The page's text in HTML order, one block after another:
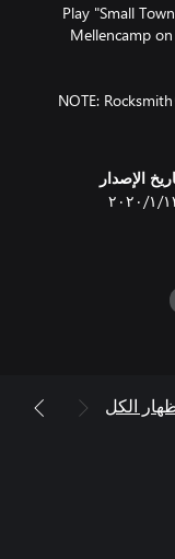
Play "Small
Mellencamp
NOTE:
الإصدار
٢٠٢٠
الكل